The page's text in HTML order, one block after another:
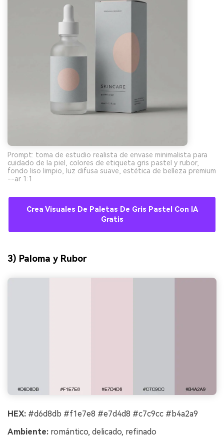
Prompt: toma de estudio realista de envase minimalista para
cuidado de la piel, colores de etiqueta gris pastel y rubor,
fondo liso limpio, luz difusa suave, estética de belleza premium
--ar 1:1
Crea Visuales De Paletas De Gris Pastel Con IA
Gratis
3) Paloma y Rubor
HEX: #d6d8db #f1e7e8 #e7d4d8 #c7c9cc #b4a2a9
Ambiente: romántico, delicado, refinado